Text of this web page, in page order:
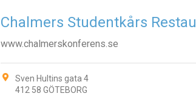
Chalmers Studentkårs
www.chalmerskonferens.se
Sven Hultins gata 4
412 58 GÖTEBORG